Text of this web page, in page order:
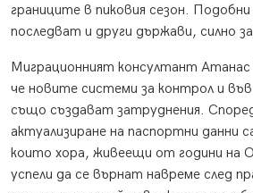
границите в пиковия сезон.
последват и други държави, силно
Миграционният консултант
че новите системи за контрол и
също създават затруднения.
актуализиране на паспортни данни
които хора, живеещи от години на
успели да се върнат навреме след